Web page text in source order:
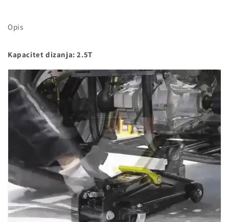
Opis
Kapacitet dizanja: 2.5T